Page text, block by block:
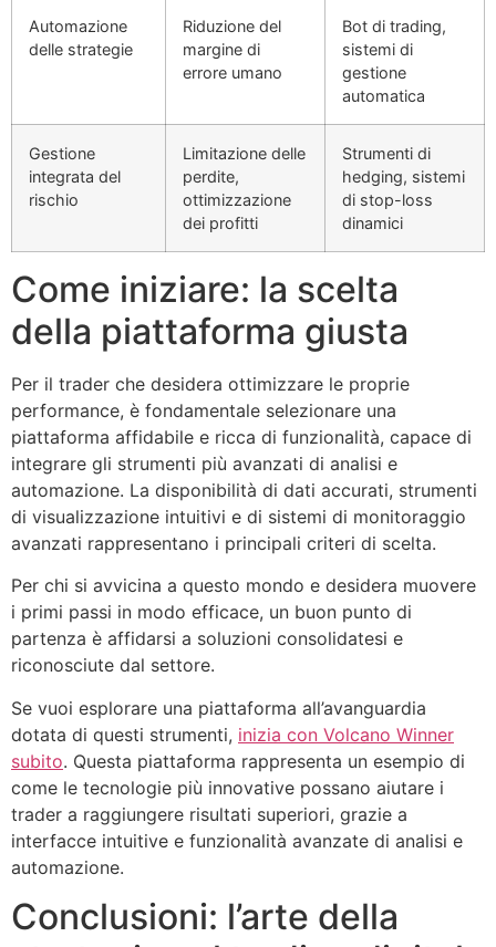
Automazione
delle strategie
Riduzione del
margine di
errore umano
Bot di trading,
sistemi di
gestione
automatica
Gestione
integrata del
rischio
Limitazione delle
perdite,
ottimizzazione
dei profitti
Strumenti di
hedging, sistemi
di stop-loss
dinamici
Come iniziare: la scelta
della piattaforma giusta
Per il trader che desidera ottimizzare le proprie
performance, è fondamentale selezionare una
piattaforma affidabile e ricca di funzionalità, capace di
integrare gli strumenti più avanzati di analisi e
automazione. La disponibilità di dati accurati, strumenti
di visualizzazione intuitivi e di sistemi di monitoraggio
avanzati rappresentano i principali criteri di scelta.
Per chi si avvicina a questo mondo e desidera muovere
i primi passi in modo efficace, un buon punto di
partenza è affidarsi a soluzioni consolidatesi e
riconosciute dal settore.
Se vuoi esplorare una piattaforma all’avanguardia
dotata di questi strumenti, inizia con Volcano Winner
subito. Questa piattaforma rappresenta un esempio di
come le tecnologie più innovative possano aiutare i
trader a raggiungere risultati superiori, grazie a
interfacce intuitive e funzionalità avanzate di analisi e
automazione.
Conclusioni: l’arte della